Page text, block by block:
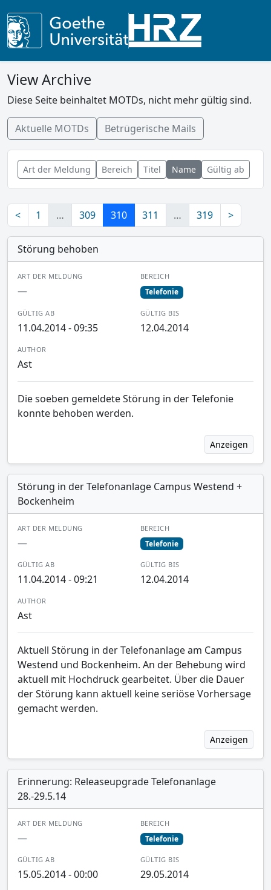
View Archive
Diese Seite beinhaltet MOTDs, nicht mehr gültig sind.
Aktuelle MOTDs Betrügerische Mails
Art der Meldung Bereich Titel Name Gültig ab
< 1 … 309 310 311 … 319 >
Störung behoben
ART DER MELDUNG
—
BEREICH
Telefonie
GÜLTIG AB
11.04.2014 - 09:35
GÜLTIG BIS
12.04.2014
AUTHOR
Ast
Die soeben gemeldete Störung in der Telefonie
konnte behoben werden.
Anzeigen
Störung in der Telefonanlage Campus Westend +
Bockenheim
ART DER MELDUNG
—
BEREICH
Telefonie
GÜLTIG AB
11.04.2014 - 09:21
GÜLTIG BIS
12.04.2014
AUTHOR
Ast
Aktuell Störung in der Telefonanlage am Campus
Westend und Bockenheim. An der Behebung wird
aktuell mit Hochdruck gearbeitet. Über die Dauer
der Störung kann aktuell keine seriöse Vorhersage
gemacht werden.
Anzeigen
Erinnerung: Releaseupgrade Telefonanlage
28.-29.5.14
ART DER MELDUNG
—
BEREICH
Telefonie
GÜLTIG AB
15.05.2014 - 00:00
GÜLTIG BIS
29.05.2014